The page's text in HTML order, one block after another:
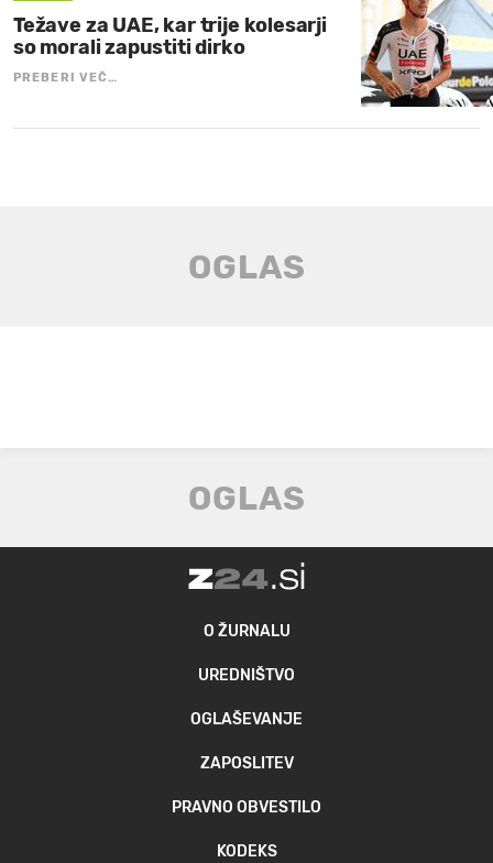
Težave za UAE, kar trije kolesarji
so morali zapustiti dirko
PREBERI VEČ…
O ŽURNALU
UREDNIŠTVO
OGLAŠEVANJE
ZAPOSLITEV
PRAVNO OBVESTILO
KODEKS